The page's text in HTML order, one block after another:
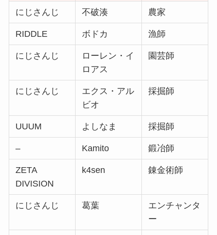
にじさんじ 不破湊 農家
RIDDLE ボドカ 漁師
にじさんじ
ローレン・イ
ロアス
園芸師
にじさんじ
エクス・アル
ビオ
採掘師
UUUM よしなま 採掘師
– Kamito 鍛冶師
ZETA
DIVISION
k4sen 錬金術師
にじさんじ 葛葉
エンチャンタ
ー